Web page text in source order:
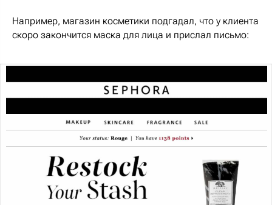
Например, магазин косметики подгадал, что у клиента
скоро закончится маска для лица и прислал письмо: